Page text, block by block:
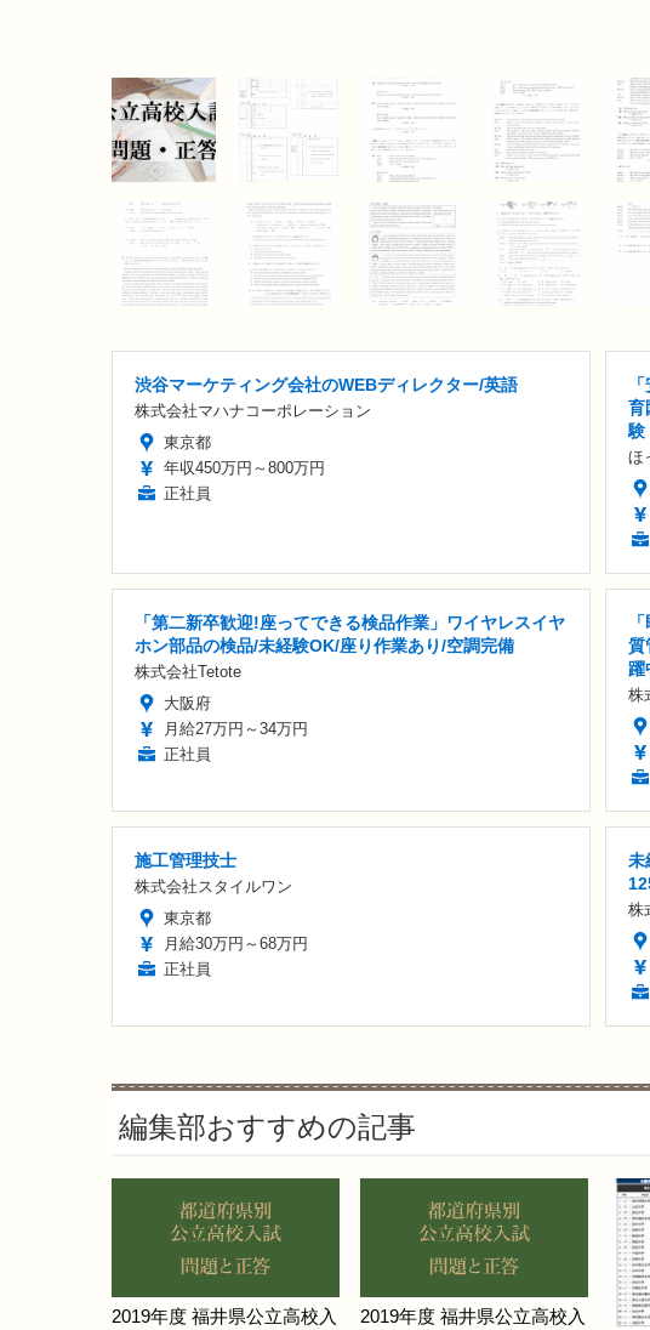
渋谷マーケティング会社のWEBディレクター/英語
株式会社マハナコーポレーション
東京都
年収450万円～800万円
正社員
育
験
ほ
「第二新卒歓迎!座ってできる検品作業」ワイヤレスイヤ
ホン部品の検品/未経験OK/座り作業あり/空調完備
株式会社Tetote
大阪府
月給27万円～34万円
正社員
質
躍
株
施工管理技士
株式会社スタイルワン
東京都
月給30万円～68万円
正社員
未
株
編集部おすすめの記事
2019年度 福井県公立高校入
2019年度 福井県公立高校入